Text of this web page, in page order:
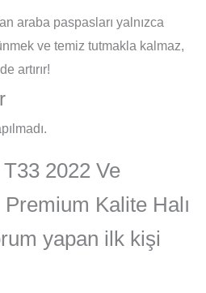
araba paspasları yalnızca
ve temiz tutmakla kalmaz,
artırır!
2022 Ve
Kalite Halı
yapan ilk kişi